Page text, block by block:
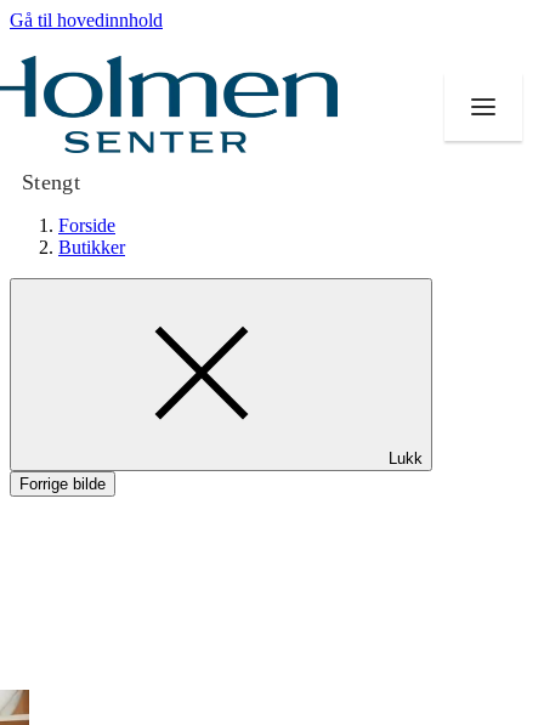
Gå til hovedinnhold
Stengt
Mat og drikke
Aktiviteter
Forside
Butikker
Lukk
Forrige bilde